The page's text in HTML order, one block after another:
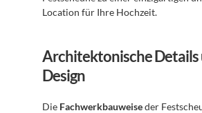
Location für Ihre Hochzeit.
Architektonische Details
Design
Die Fachwerkbauweise der